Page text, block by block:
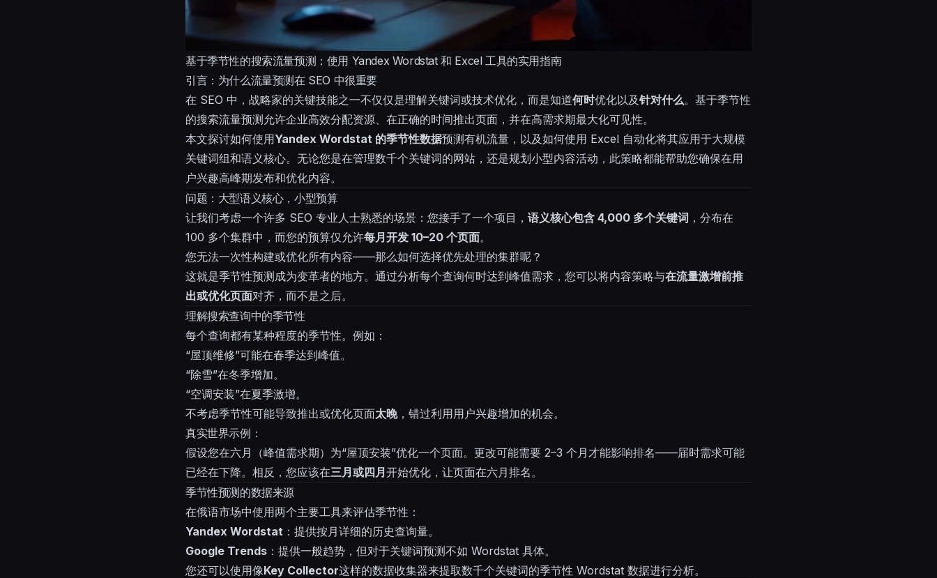
基于季节性的搜索流量预测：使用 Yandex Wordstat 和 Excel 工具的实用指南
引言：为什么流量预测在 SEO 中很重要
在 SEO 中，战略家的关键技能之一不仅仅是理解关键词或技术优化，而是知道何时优化以及针对什么。基于季节性
的搜索流量预测允许企业高效分配资源、在正确的时间推出页面，并在高需求期最大化可见性。
本文探讨如何使用Yandex Wordstat 的季节性数据预测有机流量，以及如何使用 Excel 自动化将其应用于大规模
关键词组和语义核心。无论您是在管理数千个关键词的网站，还是规划小型内容活动，此策略都能帮助您确保在用
户兴趣高峰期发布和优化内容。
问题：大型语义核心，小型预算
让我们考虑一个许多 SEO 专业人士熟悉的场景：您接手了一个项目， 语义核心包含 4,000 多个关键词 ，分布在
100 多个集群中，而您的预算仅允许每月开发 10–20 个页面。
您无法一次性构建或优化所有内容——那么如何选择优先处理的集群呢？
这就是季节性预测成为变革者的地方。通过分析每个查询何时达到峰值需求，您可以将内容策略与在流量激增前推
出或优化页面对齐，而不是之后。
理解搜索查询中的季节性
每个查询都有某种程度的季节性。例如：
“屋顶维修”可能在春季达到峰值。
“除雪”在冬季增加。
“空调安装”在夏季激增。
不考虑季节性可能导致推出或优化页面太晚，错过利用用户兴趣增加的机会。
真实世界示例：
假设您在六月（峰值需求期）为“屋顶安装”优化一个页面。更改可能需要 2–3 个月才能影响排名——届时需求可能
已经在下降。相反，您应该在三月或四月开始优化，让页面在六月排名。
季节性预测的数据来源
在俄语市场中使用两个主要工具来评估季节性：
Yandex Wordstat ：提供按月详细的历史查询量。
Google Trends ：提供一般趋势，但对于关键词预测不如 Wordstat 具体。
您还可以使用像Key Collector这样的数据收集器来提取数千个关键词的季节性 Wordstat 数据进行分析。